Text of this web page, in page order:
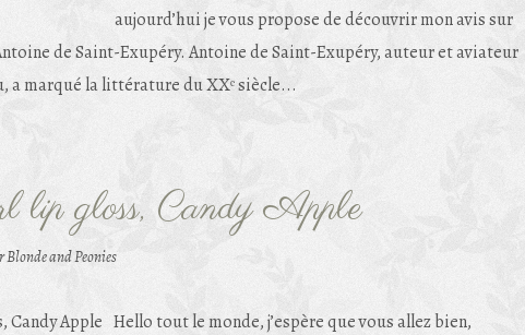
aujourd’hui je vous propose de découvrir mon avis sur
de Saint-Exupéry. Antoine de Saint-Exupéry, auteur et aviateur
a marqué la littérature du XXᵉ siècle...
lip gloss, Candy Apple
Blonde and Peonies
Hello tout le monde, j’espère que vous allez bien,